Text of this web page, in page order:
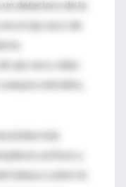
deterioro de la
el ojo seco de
ojo seco, tales
extraños,
más
activos y
tabaco sobre la